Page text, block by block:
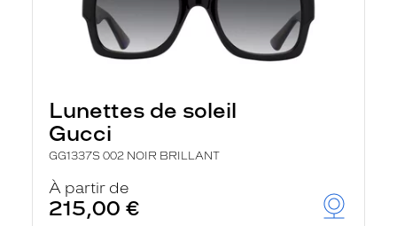
Lunettes de soleil
Gucci
GG1337S 002 NOIR BRILLANT
À partir de
215,00 €